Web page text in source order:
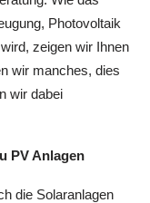
Photovoltaik
zeigen wir Ihnen
wir manches, dies
wir dabei
PV Anlagen
die Solaranlagen